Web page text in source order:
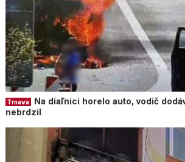
Trnava
Na diaľnici horelo auto, vodič
nebrdzil